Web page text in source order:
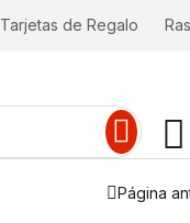
Tarjetas de Regalo
Página